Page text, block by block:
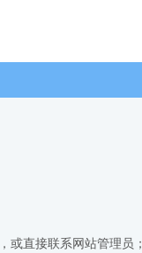
或直接联系网站管理员；